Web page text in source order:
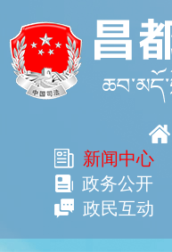
新闻中心
政务公开
政民互动